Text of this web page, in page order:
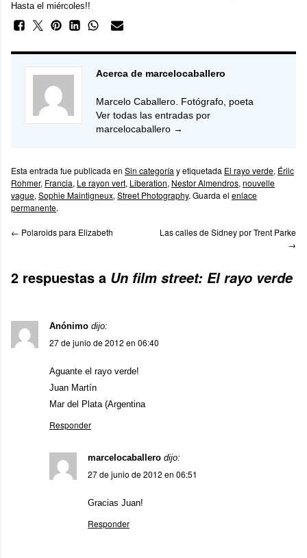
Hasta el miércoles!!
Acerca de marcelocaballero
Marcelo Caballero. Fotógrafo, poeta
Ver todas las entradas por
marcelocaballero →
Esta entrada fue publicada en Sin categoría y etiquetada El rayo verde, Ériic
Rohmer, Francia, Le rayon vert, Liberation, Nestor Almendros, nouvelle
vague, Sophie Maintigneux, Street Photography. Guarda el enlace
permanente.
← Polaroids para Elizabeth
Las calles de Sidney por Trent Parke
→
2 respuestas a Un film street: El rayo verde
Anónimo dijo:
27 de junio de 2012 en 06:40
Aguante el rayo verde!
Juan Martín
Mar del Plata (Argentina
Responder
marcelocaballero dijo:
27 de junio de 2012 en 06:51
Gracias Juan!
Responder